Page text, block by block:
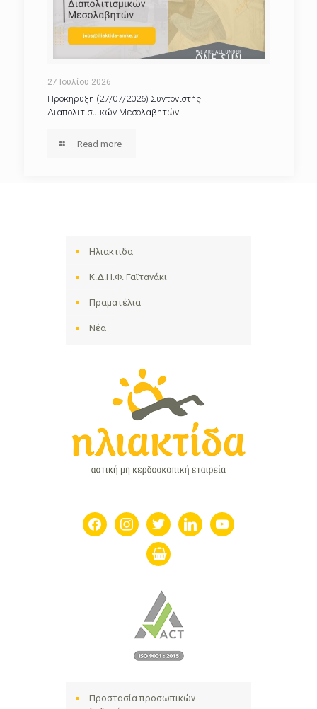
27 Ιουλίου 2026
Προκήρυξη (27/07/2026) Συντονιστής
Διαπολιτισμικών Μεσολαβητών
Read more
Ηλιακτίδα
Κ.Δ.Η.Φ. Γαϊτανάκι
Πραματέλια
Νέα
facebookinstagramtwitter linkedin youtube
shopping-
basket
Προστασία προσωπικών